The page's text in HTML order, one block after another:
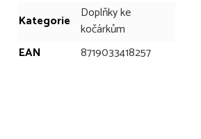
Kategorie
Doplňky ke
kočárkům
EAN
8719033418257